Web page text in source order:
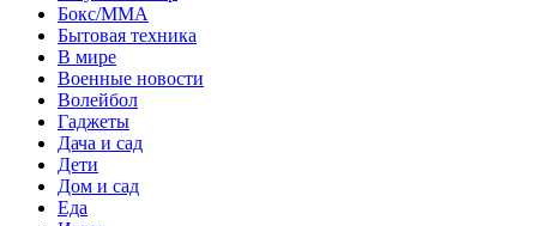
Бокс/MMA
Бытовая техника
В мире
Военные новости
Волейбол
Гаджеты
Дача и сад
Дети
Дом и сад
Еда